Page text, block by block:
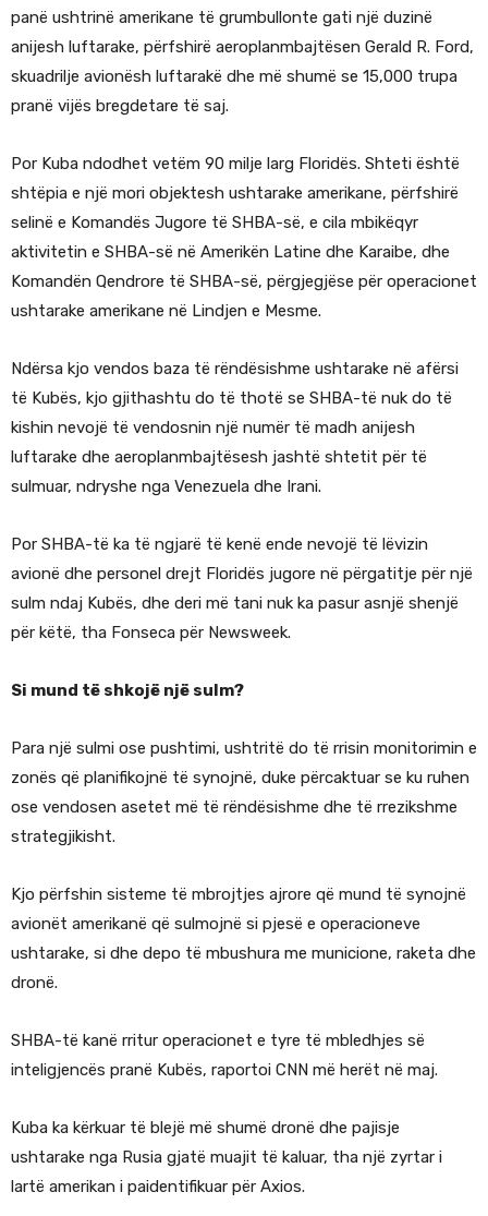
panë ushtrinë amerikane të grumbullonte gati një duzinë
anijesh luftarake, përfshirë aeroplanmbajtësen Gerald R. Ford,
skuadrilje avionësh luftarakë dhe më shumë se 15,000 trupa
pranë vijës bregdetare të saj.
Por Kuba ndodhet vetëm 90 milje larg Floridës. Shteti është
shtëpia e një mori objektesh ushtarake amerikane, përfshirë
selinë e Komandës Jugore të SHBA-së, e cila mbikëqyr
aktivitetin e SHBA-së në Amerikën Latine dhe Karaibe, dhe
Komandën Qendrore të SHBA-së, përgjegjëse për operacionet
ushtarake amerikane në Lindjen e Mesme.
Ndërsa kjo vendos baza të rëndësishme ushtarake në afërsi
të Kubës, kjo gjithashtu do të thotë se SHBA-të nuk do të
kishin nevojë të vendosnin një numër të madh anijesh
luftarake dhe aeroplanmbajtësesh jashtë shtetit për të
sulmuar, ndryshe nga Venezuela dhe Irani.
Por SHBA-të ka të ngjarë të kenë ende nevojë të lëvizin
avionë dhe personel drejt Floridës jugore në përgatitje për një
sulm ndaj Kubës, dhe deri më tani nuk ka pasur asnjë shenjë
për këtë, tha Fonseca për Newsweek.
Si mund të shkojë një sulm?
Para një sulmi ose pushtimi, ushtritë do të rrisin monitorimin e
zonës që planifikojnë të synojnë, duke përcaktuar se ku ruhen
ose vendosen asetet më të rëndësishme dhe të rrezikshme
strategjikisht.
Kjo përfshin sisteme të mbrojtjes ajrore që mund të synojnë
avionët amerikanë që sulmojnë si pjesë e operacioneve
ushtarake, si dhe depo të mbushura me municione, raketa dhe
dronë.
SHBA-të kanë rritur operacionet e tyre të mbledhjes së
inteligjencës pranë Kubës, raportoi CNN më herët në maj.
Kuba ka kërkuar të blejë më shumë dronë dhe pajisje
ushtarake nga Rusia gjatë muajit të kaluar, tha një zyrtar i
lartë amerikan i paidentifikuar për Axios.